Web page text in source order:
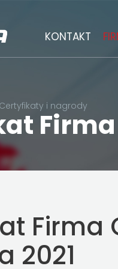
KONTAKT
Certyfikaty i nagrody
Firma
Firma
2021